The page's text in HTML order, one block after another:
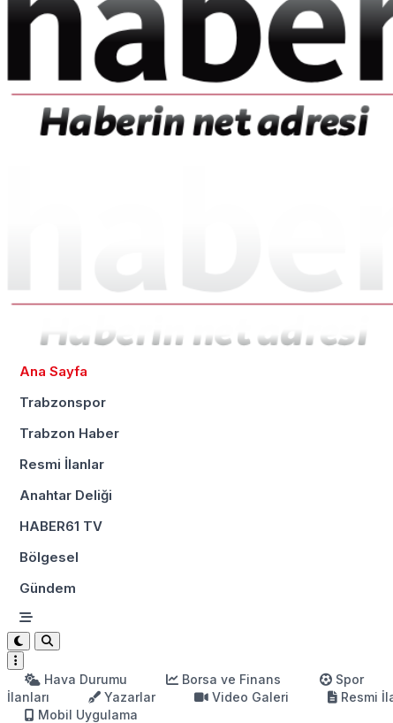
Ana Sayfa
Trabzonspor
Trabzon Haber
Resmi İlanlar
Anahtar Deliği
HABER61 TV
Bölgesel
Gündem
Hava Durumu Borsa ve Finans Spor
İlanları
Yazarlar Video Galeri Resmi
Mobil Uygulama